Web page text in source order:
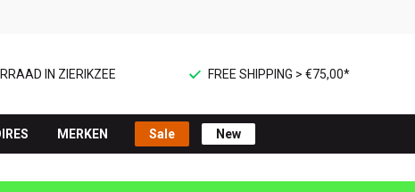
IN ZIERIKZEE FREE SHIPPING > €75,00*
MERKEN Sale New